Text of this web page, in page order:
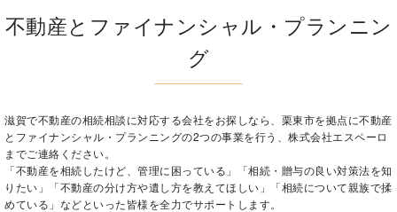
不動産とファイナンシャル・プランニン
グ
滋賀で不動産の相続相談に対応する会社をお探しなら、栗東市を拠点に不動産
とファイナンシャル・プランニングの2つの事業を行う、株式会社エスペーロ
までご連絡ください。
「不動産を相続したけど、管理に困っている」「相続・贈与の良い対策法を知
りたい」「不動産の分け方や遺し方を教えてほしい」「相続について親族で揉
めている」などといった皆様を全力でサポートします。